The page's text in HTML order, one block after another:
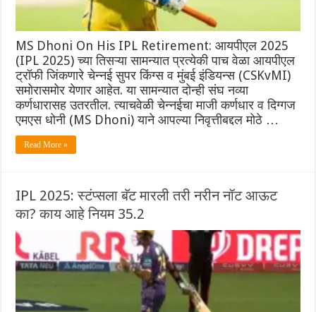
MS Dhoni On His IPL Retirement: आयपीएल 2025
(IPL 2025) च्या तिसऱ्या सामन्यात प्रत्येकी पाच वेळा आयपीएल
ट्रॉफी जिंकणारे चेन्नई सुपर किंग्स व मुंबई इंडियन्स (CSKvMI)
समोरासमोर येणार आहेत. या सामन्यात दोन्ही संघ नव्या
कर्णधारासह उतरतील. त्याचवेळी चेन्नईचा माजी कर्णधार व दिग्गज
एमएस धोनी (MS Dhoni) याने आपल्या निवृत्तीबद्दल मोठे …
Read More »
IPL 2025: स्टंप्सला बॅट मारली तरी नरीन नॉट आऊट
का? काय आहे नियम 35.2